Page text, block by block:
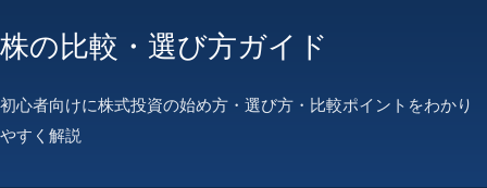
株の比較・選び方ガイド
初心者向けに株式投資の始め方・選び方・比較ポイントをわかり
やすく解説